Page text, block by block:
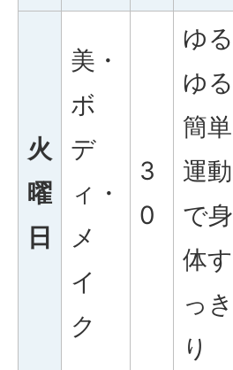
火
曜
日
美・
ボ
デ
ィ・
メ
イ
ク
3
0
ゆる
ゆる
簡単
運動
で身
体す
っき
り